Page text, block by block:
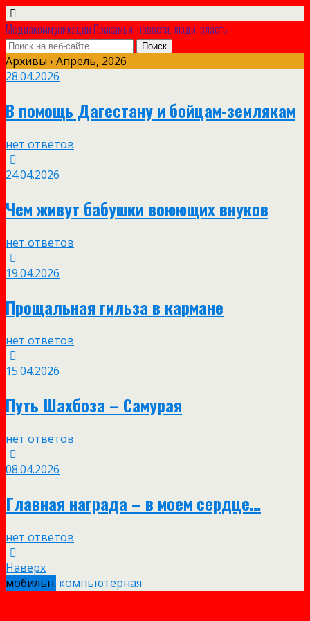
Медиакоммуникации Прикамья: новости, люди, власть
Архивы › Апрель, 2026
28.04.2026
В помощь Дагестану и бойцам-землякам
нет ответов
24.04.2026
Чем живут бабушки воюющих внуков
нет ответов
19.04.2026
Прощальная гильза в кармане
нет ответов
15.04.2026
Путь Шахбоза – Самурая
нет ответов
08.04.2026
Главная награда – в моем сердце…
нет ответов
Наверх
мобильн. компьютерная